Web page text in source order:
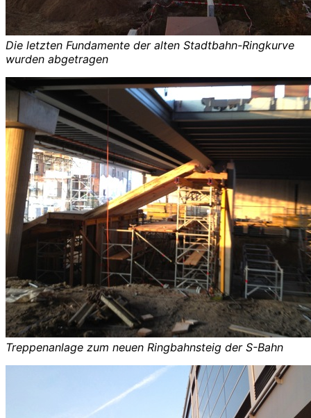
Die letzten Fundamente der alten Stadtbahn-Ringkurve
wurden abgetragen
Treppenanlage zum neuen Ringbahnsteig der S-Bahn